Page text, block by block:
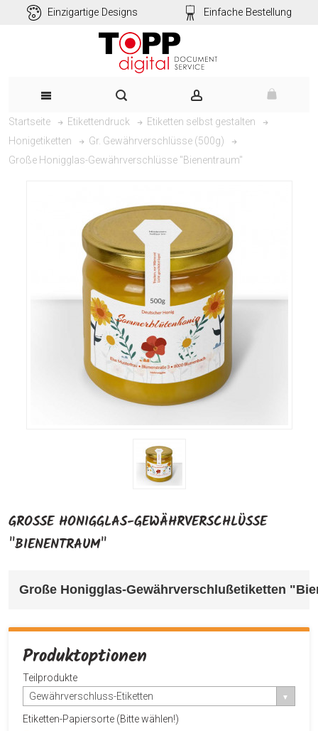
Einzigartige Designs Einfache Bestellung
Startseite Etikettendruck
Etiketten selbst gestalten
Honigetiketten
Gr. Gewährverschlüsse (500g)
Große Honigglas-Gewährverschlüsse "Bienentraum"
GROSSE HONIGGLAS-GEWÄHRVERSCHLÜSSE "
BIENENTRAUM"
Große Honigglas-Gewährverschlußetiketten
Produktoptionen
Teilprodukte
Gewährverschluss-Etiketten
Etiketten-Papiersorte (Bitte wählen!)